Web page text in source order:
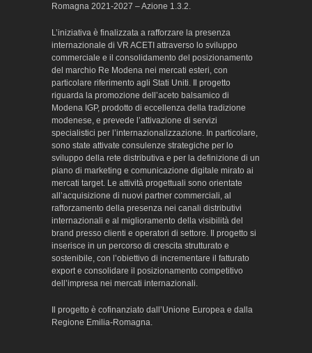
Romagna 2021-2027 – Azione 1.3.2.
L’iniziativa è finalizzata a rafforzare la presenza
internazionale di VR ACETI attraverso lo sviluppo
commerciale e il consolidamento del posizionamento
del marchio Re Modena nei mercati esteri, con
particolare riferimento agli Stati Uniti. Il progetto
riguarda la promozione dell’aceto balsamico di
Modena IGP, prodotto di eccellenza della tradizione
modenese, e prevede l’attivazione di servizi
specialistici per l’internazionalizzazione. In particolare,
sono state attivate consulenze strategiche per lo
sviluppo della rete distributiva e per la definizione di un
piano di marketing e comunicazione digitale mirato ai
mercati target. Le attività progettuali sono orientate
all’acquisizione di nuovi partner commerciali, al
rafforzamento della presenza nei canali distributivi
internazionali e al miglioramento della visibilità del
brand presso clienti e operatori di settore. Il progetto si
inserisce in un percorso di crescita strutturato e
sostenibile, con l’obiettivo di incrementare il fatturato
export e consolidare il posizionamento competitivo
dell’impresa nei mercati internazionali.
Il progetto è cofinanziato dall’Unione Europea e dalla
Regione Emilia-Romagna.